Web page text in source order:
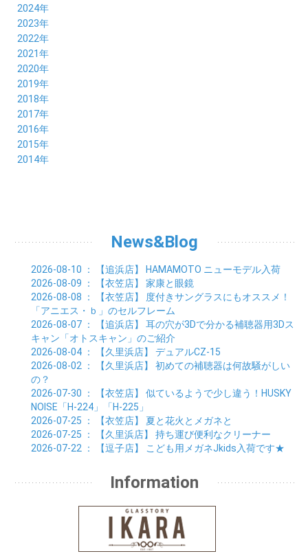
12月 (14)
11月 (17)
10月 (21)
09月 (20)
08月 (20)
07月 (18)
06月 (22)
05月 (21)
04月 (19)
03月 (19)
02月 (19)
01月 (21)
2024年
12月 (19)
11月 (21)
10月 (23)
09月 (23)
08月 (20)
07月 (21)
06月 (22)
05月 (18)
04月 (26)
03月 (23)
02月 (29)
2023年
12月 (19)
11月 (19)
10月 (20)
09月 (22)
08月 (24)
07月 (26)
06月 (25)
05月 (28)
04月 (26)
03月 (30)
2022年
12月 (36)
11月 (16)
10月 (22)
09月 (20)
08月 (18)
07月 (21)
06月 (23)
05月 (25)
04月 (20)
2021年
12月 (18)
11月 (19)
10月 (20)
09月 (24)
08月 (35)
07月 (17)
06月 (25)
05月 (31)
2020年
12月 (19)
11月 (23)
10月 (24)
09月 (29)
08月 (26)
07月 (25)
06月 (21)
2019年
12月 (26)
11月 (21)
10月 (26)
09月 (26)
08月 (31)
07月 (22)
2018年
12月 (22)
11月 (28)
10月 (23)
09月 (27)
08月 (24)
01月 (24)
2017年
12月 (20)
11月 (22)
10月 (21)
02月 (20)
01月 (23)
2016年
12月 (26)
11月 (21)
03月 (25)
02月 (30)
01月 (33)
2015年
12月 (36)
06月 (15)
04月 (9)
03月 (7)
02月 (7)
01月 (9)
2014年
News&Blog
2026-08-10 ： 【追浜店】
HAMAMOTO ニューモデル入荷
2026-08-09 ： 【衣笠店】 家康と眼鏡
2026-08-08 ： 【衣笠店】
度付きサングラスにもオススメ！
「アニエス・ｂ」のセルフレーム
2026-08-07 ： 【追浜店】 耳の穴が3Dで分かる補聴器用3Dス
キャン「オトスキャン」のご紹介
2026-08-04 ： 【久里浜店】 デュアルCZ-15
2026-08-02 ： 【久里浜店】 初めての補聴器は何故騒がしい
の？
2026-07-30 ： 【衣笠店】 似ているようで少し違う！HUSKY
NOISE「H-224」「H-225」
2026-07-25 ： 【衣笠店】 夏と花火とメガネと
2026-07-25 ： 【久里浜店】 持ち運び便利なクリーナー
2026-07-22 ： 【逗子店】 こども用メガネJkids入荷です★
Information